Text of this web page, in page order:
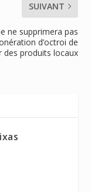
SUIVANT
ne supprimera pas
d’octroi de
des produits locaux